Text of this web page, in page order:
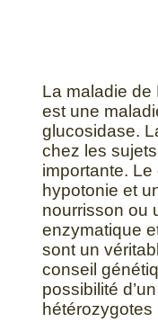
La maladie
est une
glucosidase.
chez les
importante.
hypotonie et
nourrisson ou
enzymatique
sont un
conseil
possibilité
hétérozygotes